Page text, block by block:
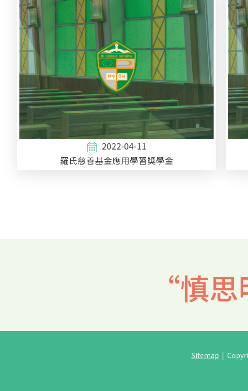
2022-04-11
羅氏慈善基金應用學習奬學金
“慎思
Sitemap |